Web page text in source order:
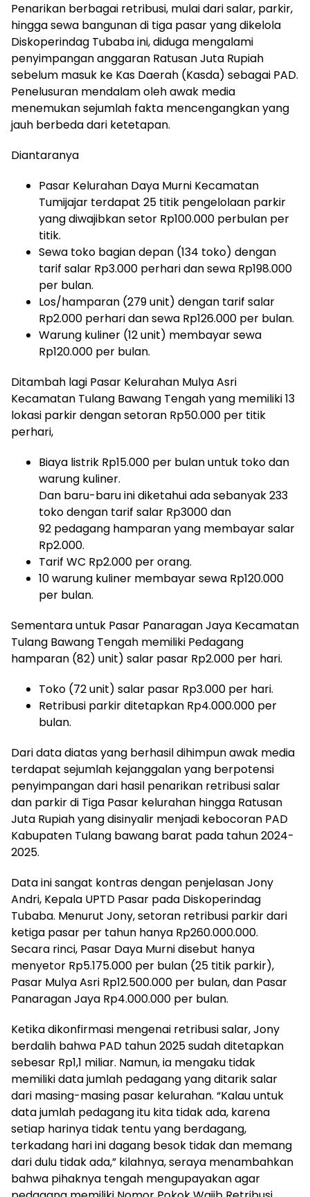
Penarikan berbagai retribusi, mulai dari salar, parkir,
hingga sewa bangunan di tiga pasar yang dikelola
Diskoperindag Tubaba ini, diduga mengalami
penyimpangan anggaran Ratusan Juta Rupiah
sebelum masuk ke Kas Daerah (Kasda) sebagai PAD.
Penelusuran mendalam oleh awak media
menemukan sejumlah fakta mencengangkan yang
jauh berbeda dari ketetapan.
Diantaranya
Pasar Kelurahan Daya Murni Kecamatan
Tumijajar terdapat 25 titik pengelolaan parkir
yang diwajibkan setor Rp100.000 perbulan per
titik.
Sewa toko bagian depan (134 toko) dengan
tarif salar Rp3.000 perhari dan sewa Rp198.000
per bulan.
Los/hamparan (279 unit) dengan tarif salar
Rp2.000 perhari dan sewa Rp126.000 per bulan.
Warung kuliner (12 unit) membayar sewa
Rp120.000 per bulan.
Ditambah lagi Pasar Kelurahan Mulya Asri
Kecamatan Tulang Bawang Tengah yang memiliki 13
lokasi parkir dengan setoran Rp50.000 per titik
perhari,
Biaya listrik Rp15.000 per bulan untuk toko dan
warung kuliner.
Dan baru-baru ini diketahui ada sebanyak 233
toko dengan tarif salar Rp3000 dan
92 pedagang hamparan yang membayar salar
Rp2.000.
Tarif WC Rp2.000 per orang.
10 warung kuliner membayar sewa Rp120.000
per bulan.
Sementara untuk Pasar Panaragan Jaya Kecamatan
Tulang Bawang Tengah memiliki Pedagang
hamparan (82) unit) salar pasar Rp2.000 per hari.
Toko (72 unit) salar pasar Rp3.000 per hari.
Retribusi parkir ditetapkan Rp4.000.000 per
bulan.
Dari data diatas yang berhasil dihimpun awak media
terdapat sejumlah kejanggalan yang berpotensi
penyimpangan dari hasil penarikan retribusi salar
dan parkir di Tiga Pasar kelurahan hingga Ratusan
Juta Rupiah yang disinyalir menjadi kebocoran PAD
Kabupaten Tulang bawang barat pada tahun 2024-
2025.
Data ini sangat kontras dengan penjelasan Jony
Andri, Kepala UPTD Pasar pada Diskoperindag
Tubaba. Menurut Jony, setoran retribusi parkir dari
ketiga pasar per tahun hanya Rp260.000.000.
Secara rinci, Pasar Daya Murni disebut hanya
menyetor Rp5.175.000 per bulan (25 titik parkir),
Pasar Mulya Asri Rp12.500.000 per bulan, dan Pasar
Panaragan Jaya Rp4.000.000 per bulan.
Ketika dikonfirmasi mengenai retribusi salar, Jony
berdalih bahwa PAD tahun 2025 sudah ditetapkan
sebesar Rp1,1 miliar. Namun, ia mengaku tidak
memiliki data jumlah pedagang yang ditarik salar
dari masing-masing pasar kelurahan. “Kalau untuk
data jumlah pedagang itu kita tidak ada, karena
setiap harinya tidak tentu yang berdagang,
terkadang hari ini dagang besok tidak dan memang
dari dulu tidak ada,” kilahnya, seraya menambahkan
bahwa pihaknya tengah mengupayakan agar